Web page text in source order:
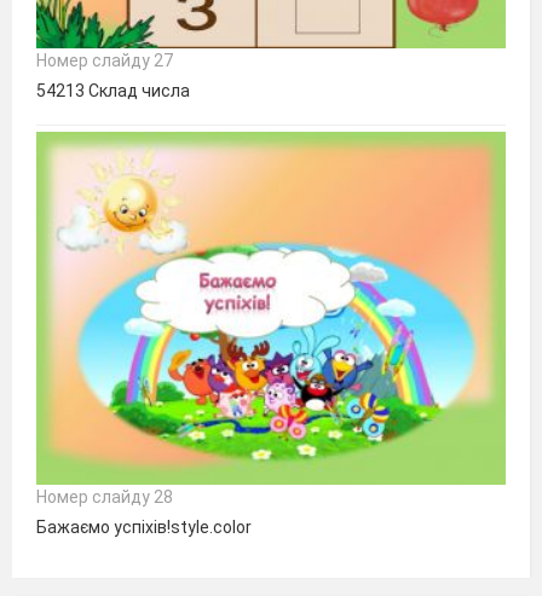
Номер слайду 27
54213 Склад числа
Номер слайду 28
Бажаємо успіхів!style.color